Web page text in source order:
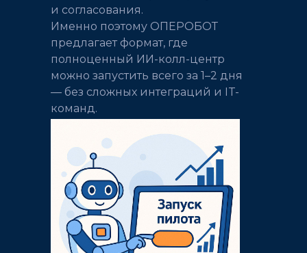
и согласования.
Именно поэтому ОПЕРОБОТ
предлагает формат, где
полноценный ИИ-колл-центр
можно запустить всего за 1–2 дня
— без сложных интеграций и IT-
команд.